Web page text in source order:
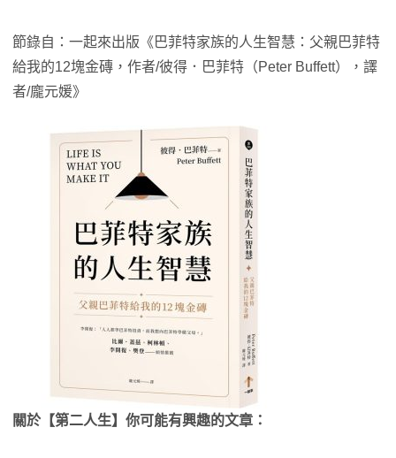
節錄自：一起來出版《巴菲特家族的人生智慧：父親巴菲特
給我的12塊金磚，作者/彼得．巴菲特（Peter Buffett），譯
者/龐元媛》
關於【第二人生】你可能有興趣的文章：